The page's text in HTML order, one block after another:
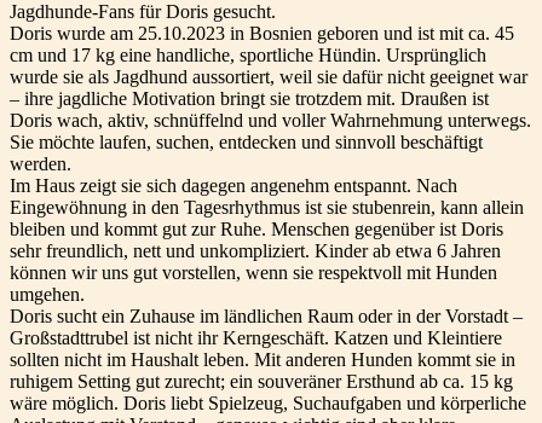
Jagdhunde-Fans für Doris gesucht.
Doris wurde am 25.10.2023 in Bosnien geboren und ist mit ca. 45
cm und 17 kg eine handliche, sportliche Hündin. Ursprünglich
wurde sie als Jagdhund aussortiert, weil sie dafür nicht geeignet war
– ihre jagdliche Motivation bringt sie trotzdem mit. Draußen ist
Doris wach, aktiv, schnüffelnd und voller Wahrnehmung unterwegs.
Sie möchte laufen, suchen, entdecken und sinnvoll beschäftigt
werden.
Im Haus zeigt sie sich dagegen angenehm entspannt. Nach
Eingewöhnung in den Tagesrhythmus ist sie stubenrein, kann allein
bleiben und kommt gut zur Ruhe. Menschen gegenüber ist Doris
sehr freundlich, nett und unkompliziert. Kinder ab etwa 6 Jahren
können wir uns gut vorstellen, wenn sie respektvoll mit Hunden
umgehen.
Doris sucht ein Zuhause im ländlichen Raum oder in der Vorstadt –
Großstadttrubel ist nicht ihr Kerngeschäft. Katzen und Kleintiere
sollten nicht im Haushalt leben. Mit anderen Hunden kommt sie in
ruhigem Setting gut zurecht; ein souveräner Ersthund ab ca. 15 kg
wäre möglich. Doris liebt Spielzeug, Suchaufgaben und körperliche